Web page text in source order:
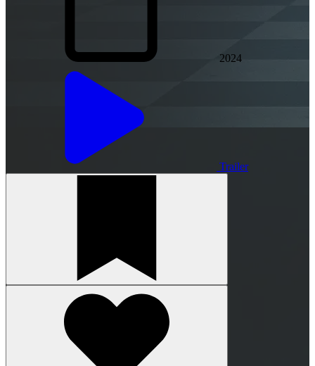
2024
Trailer